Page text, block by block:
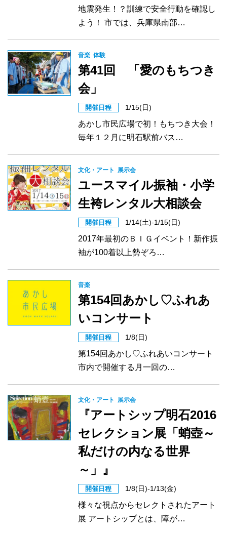
地震発生！？訓練で安全行動を確認し
よう！ 市では、兵庫県南部…
音楽 体験
第41回 「愛のもちつき
会」
開催日程 1/15(日)
あかし市民広場で初！もちつき大会！
毎年１２月に明石駅前バス…
文化・アート 展示会
ユースマイル振袖・小学
生袴レンタル大相談会
開催日程 1/14(土)-1/15(日)
2017年最初のＢＩＧイベント！新作振
袖が100着以上勢ぞろ…
音楽
第154回あかし♡ふれあ
いコンサート
開催日程 1/8(日)
第154回あかし♡ふれあいコンサート
市内で開催する月一回の…
文化・アート 展示会
『アートシップ明石2016
セレクション展「蛸壺～
私だけの内なる世界
～」』
開催日程 1/8(日)-1/13(金)
様々な視点からセレクトされたアート
展 アートシップとは、障が…